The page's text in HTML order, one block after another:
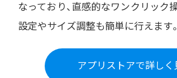
なっており、直感的なワンクリック
設定やサイズ調整も簡単に行えます。
アプリストアで詳しく